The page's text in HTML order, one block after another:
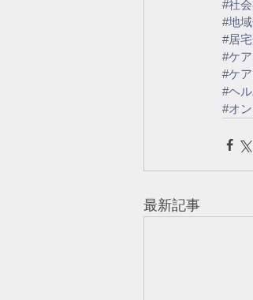
#社
#地
#居
#ケ
#ケ
#ヘ
#オ
最新記事